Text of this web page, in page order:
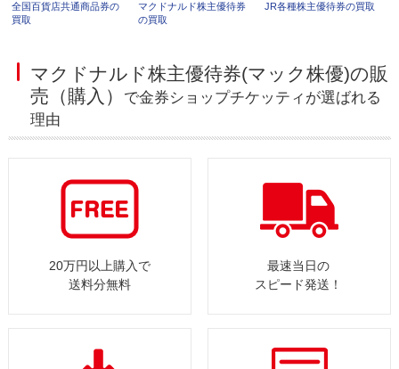
全国百貨店共通商品券の
買取
マクドナルド株主優待券
の買取
JR各種株主優待券の買取
マクドナルド株主優待券(マック株優)の販
売（購入）
で金券ショップチケッティが選ばれる
理由
20万円以上購入で
送料分無料
最速当日の
スピード発送！